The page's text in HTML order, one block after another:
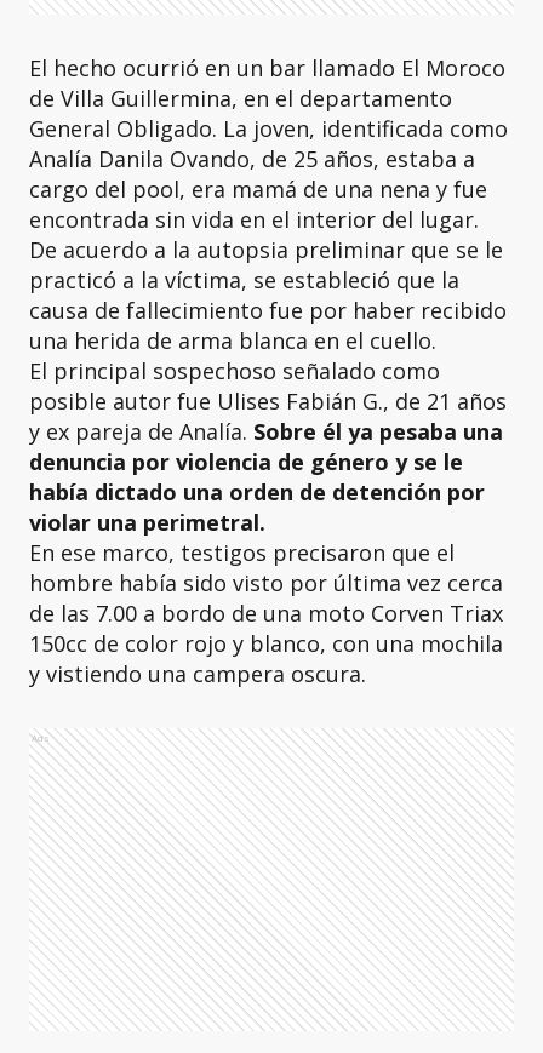
El hecho ocurrió en un bar llamado El Moroco
de Villa Guillermina, en el departamento
General Obligado. La joven, identificada como
Analía Danila Ovando, de 25 años, estaba a
cargo del pool, era mamá de una nena y fue
encontrada sin vida en el interior del lugar.
De acuerdo a la autopsia preliminar que se le
practicó a la víctima, se estableció que la
causa de fallecimiento fue por haber recibido
una herida de arma blanca en el cuello.
El principal sospechoso señalado como
posible autor fue Ulises Fabián G., de 21 años
y ex pareja de Analía. Sobre él ya pesaba una
denuncia por violencia de género y se le
había dictado una orden de detención por
violar una perimetral.
En ese marco, testigos precisaron que el
hombre había sido visto por última vez cerca
de las 7.00 a bordo de una moto Corven Triax
150cc de color rojo y blanco, con una mochila
y vistiendo una campera oscura.
Ads